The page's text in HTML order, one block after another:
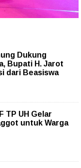
Dukung
Bupati H. Jarot
dari Beasiswa
TP UH Gelar
untuk Warga